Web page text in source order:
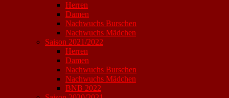
Herren
Damen
Nachwuchs Burschen
Nachwuchs Mädchen
Saison 2021/2022
Herren
Damen
Nachwuchs Burschen
Nachwuchs Mädchen
BNB 2022